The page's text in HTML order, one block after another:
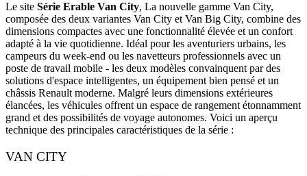
Le site Série Erable Van City, La nouvelle gamme Van City,
composée des deux variantes Van City et Van Big City, combine des
dimensions compactes avec une fonctionnalité élevée et un confort
adapté à la vie quotidienne. Idéal pour les aventuriers urbains, les
campeurs du week-end ou les navetteurs professionnels avec un
poste de travail mobile - les deux modèles convainquent par des
solutions d'espace intelligentes, un équipement bien pensé et un
châssis Renault moderne. Malgré leurs dimensions extérieures
élancées, les véhicules offrent un espace de rangement étonnamment
grand et des possibilités de voyage autonomes. Voici un aperçu
technique des principales caractéristiques de la série :
VAN CITY